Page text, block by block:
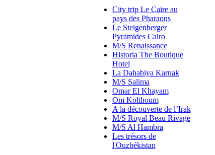
City trip Le Caire au
pays des Pharaons
Le Steigenberger
Pyramides Cairo
M/S Renaissance
Historia The Boutique
Hotel
La Dahabiya Karnak
M/S Salima
Omar El Khayam
Om Kolthoum
A la découverte de l’Irak
M/S Royal Beau Rivage
M/S Al Hambra
Les trésors de
l'Ouzbékistan